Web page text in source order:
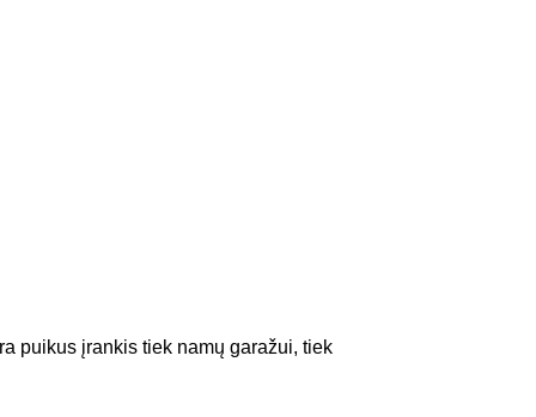
puikus įrankis tiek namų garažui, tiek